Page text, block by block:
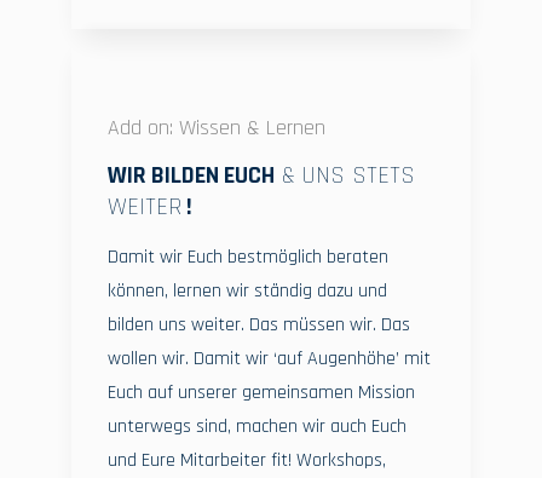
Add on: Wissen & Lernen
WIR BILDEN EUCH & UNS STETS
WEITER !
Damit wir Euch bestmöglich beraten
können, lernen wir ständig dazu und
bilden uns weiter. Das müssen wir. Das
wollen wir. Damit wir ‘auf Augenhöhe’ mit
Euch auf unserer gemeinsamen Mission
unterwegs sind, machen wir auch Euch
und Eure Mitarbeiter fit! Workshops,